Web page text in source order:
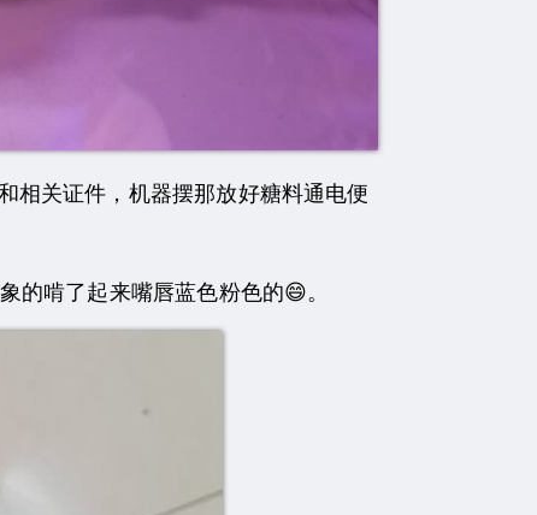
关证件，机器摆那放好糖料通电便
啃了起来嘴唇蓝色粉色的😄。